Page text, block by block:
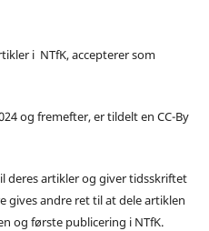
i NTfK, accepterer som
og fremefter, er tildelt en CC-By
deres artikler og giver tidsskriftet
gives andre ret til at dele artiklen
og første publicering i NTfK.